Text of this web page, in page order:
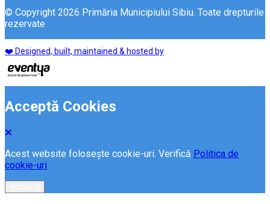
© Copyright 2026 Primăria Municipiului Sibiu. Toate drepturile
rezervate
❤️ Designed, built, maintained & hosted by
Acceptă Cookies
Acest website folosește cookie-uri. Verifică Politica de
cookie-uri